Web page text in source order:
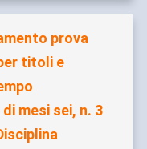
prova
titoli e
mesi sei, n. 3